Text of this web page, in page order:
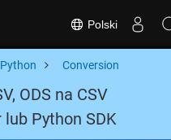
Polski
Python Conversion
ODS na CSV
lub Python SDK